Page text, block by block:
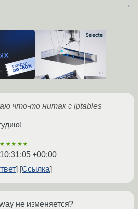
→
что-то нитак с iptables
★★★★★
+00:00
Ссылка
не изменяется?